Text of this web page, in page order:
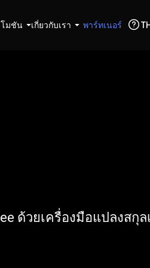
มชัน เกี่ยวกับเรา พาร์ทเนอร์ TH
PKR
ด้วยเครื่องมือแปลงสกุ